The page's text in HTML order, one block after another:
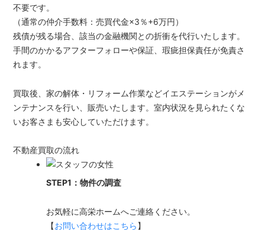
不要です。
（通常の仲介手数料：売買代金×3％+6万円）
残債が残る場合、該当の金融機関との折衝を代行いたします。
手間のかかるアフターフォローや保証、瑕疵担保責任が免責さ
れます。
買取後、家の解体・リフォーム作業などイエステーションがメ
ンテナンスを行い、販売いたします。室内状況を見られたくな
いお客さまも安心していただけます。
不動産買取の流れ
STEP1：物件の調査
お気軽に高栄ホームへご連絡ください。
【お問い合わせはこちら 】